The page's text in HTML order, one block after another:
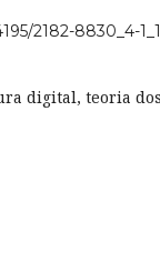
2182-8830_4-
digital, teoria